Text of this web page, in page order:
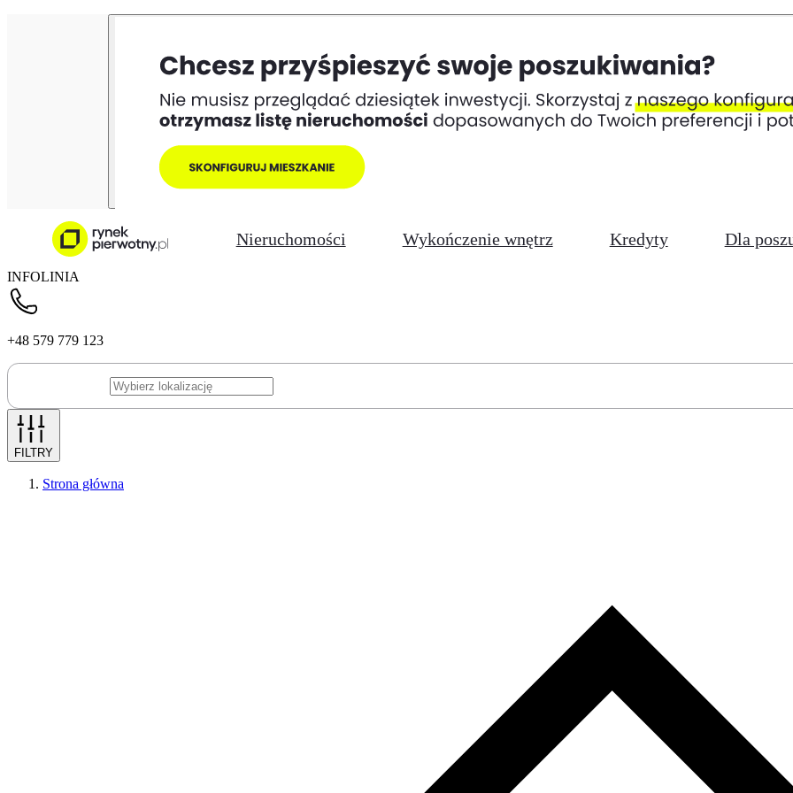
Nieruchomości Wykończenie wnętrz Kredyty Dla
INFOLINIA
+48 579 779 123
FILTRY
Strona główna